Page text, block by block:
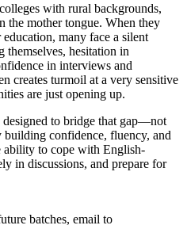
with rural backgrounds,
the mother tongue. When they
many face a silent
hesitation in
in interviews and
creates turmoil at a very sensitive
are just opening up.
to bridge that gap—not
confidence, fluency, and
ability to cope with English-
in discussions, and prepare for
batches, email to